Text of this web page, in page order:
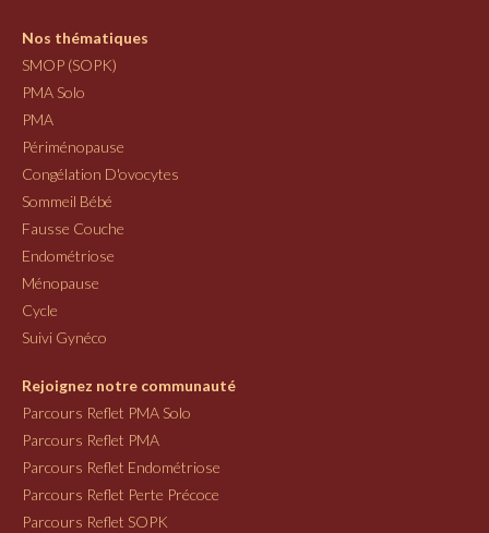
Nos thématiques
SMOP (SOPK)
PMA Solo
PMA
Périménopause
Congélation D'ovocytes
Sommeil Bébé
Fausse Couche
Endométriose
Ménopause
Cycle
Suivi Gynéco
Rejoignez notre communauté
Parcours Reflet PMA Solo
Parcours Reflet PMA
Parcours Reflet Endométriose
Parcours Reflet Perte Précoce
Parcours Reflet SOPK